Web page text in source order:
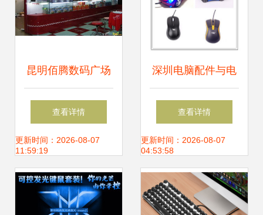
昆明佰腾数码广场
3楼长城外设与
it007门店探访实拍
查看详情
更新时间：2026-08-07
11:59:19
深圳电脑配件与电
脑外设产品 价格、
公司与选购指南
查看详情
更新时间：2026-08-07
04:53:58